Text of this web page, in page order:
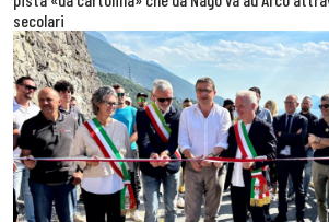
secolari